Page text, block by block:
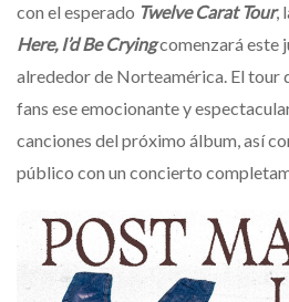
con el esperado Twelve Carat Tour,
Here, I’d Be Cryingcomenzará este
alrededor de Norteamérica. El tour
fans ese emocionante y
canciones del próximo álbum, así
público con un concierto